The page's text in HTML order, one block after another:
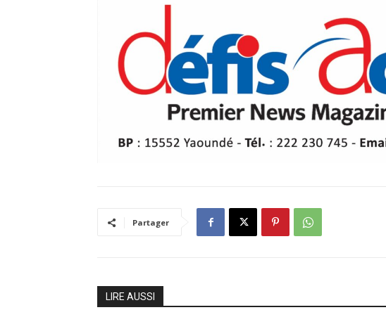
Partager
LIRE AUSSI